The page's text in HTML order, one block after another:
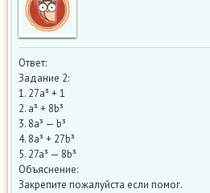
Ответ:
Задание 2:
1. 27a³ + 1
2. a³ + 8b³
3. 8a³ — b³
4. 8a³ + 27b³
5. 27a³ — 8b³
Объяснение:
Закрепите пожалуйста если помог.